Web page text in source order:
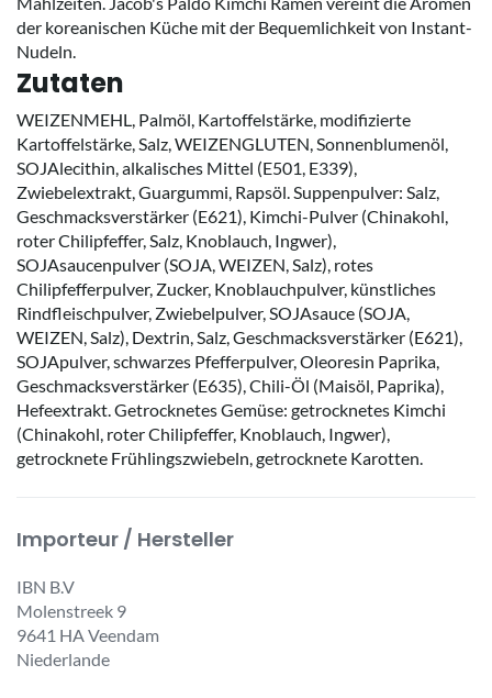
der koreanischen Küche mit der Bequemlichkeit von Instant-
Nudeln.
Zutaten
WEIZENMEHL, Palmöl, Kartoffelstärke, modifizierte
Kartoffelstärke, Salz, WEIZENGLUTEN, Sonnenblumenöl,
SOJAlecithin, alkalisches Mittel (E501, E339),
Zwiebelextrakt, Guargummi, Rapsöl. Suppenpulver: Salz,
Geschmacksverstärker (E621), Kimchi-Pulver (Chinakohl,
roter Chilipfeffer, Salz, Knoblauch, Ingwer),
SOJAsaucenpulver (SOJA, WEIZEN, Salz), rotes
Chilipfefferpulver, Zucker, Knoblauchpulver, künstliches
Rindfleischpulver, Zwiebelpulver, SOJAsauce (SOJA,
WEIZEN, Salz), Dextrin, Salz, Geschmacksverstärker (E621),
SOJApulver, schwarzes Pfefferpulver, Oleoresin Paprika,
Geschmacksverstärker (E635), Chili-Öl (Maisöl, Paprika),
Hefeextrakt. Getrocknetes Gemüse: getrocknetes Kimchi
(Chinakohl, roter Chilipfeffer, Knoblauch, Ingwer),
getrocknete Frühlingszwiebeln, getrocknete Karotten.
Importeur / Hersteller
IBN B.V
Molenstreek 9
9641 HA Veendam
Niederlande